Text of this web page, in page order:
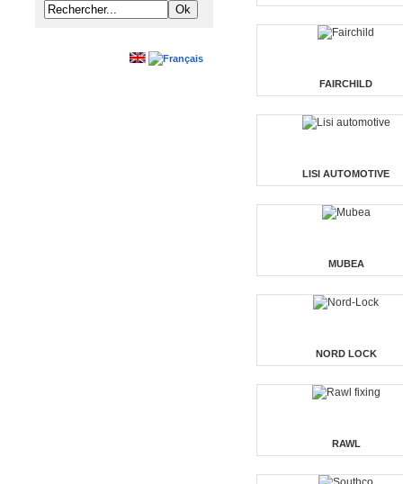
FAIRCHILD
LISI AUTOMOTIVE
MUBEA
NORD LOCK
RAWL